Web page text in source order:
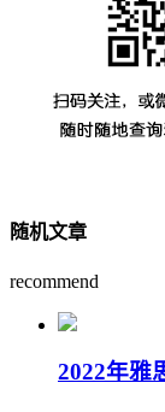
随机文章
recommend
2022年雅